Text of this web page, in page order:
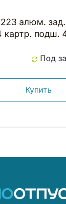
алюм.
картр. подш.
Под
Купить